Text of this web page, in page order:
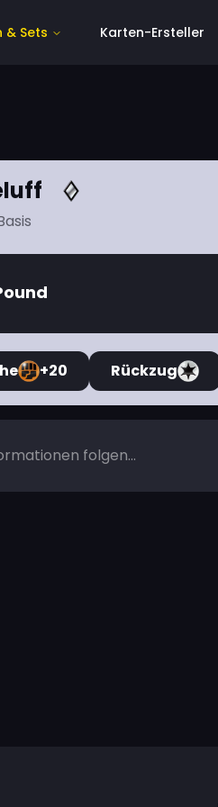
& Sets Karten-Ersteller
+20 Rückzug
folgen...